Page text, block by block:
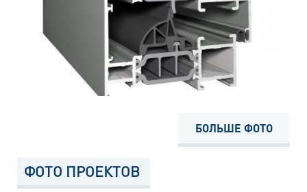
БОЛЬШЕ ФОТО
ФОТО ПРОЕКТОВ